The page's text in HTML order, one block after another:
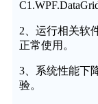
2、运行相关软
正常使用。
3、系统性能下
验。